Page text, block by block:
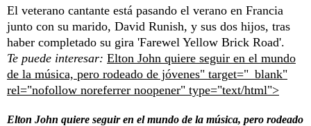
El veterano cantante está pasando el verano en Francia
junto con su marido, David Runish, y sus dos hijos, tras
haber completado su gira 'Farewel Yellow Brick Road'.
Te puede interesar: Elton John quiere seguir en el mundo
de la música, pero rodeado de jóvenes" target="_blank"
rel="nofollow noreferrer noopener" type="text/html">
Elton John quiere seguir en el mundo de la música, pero rodeado